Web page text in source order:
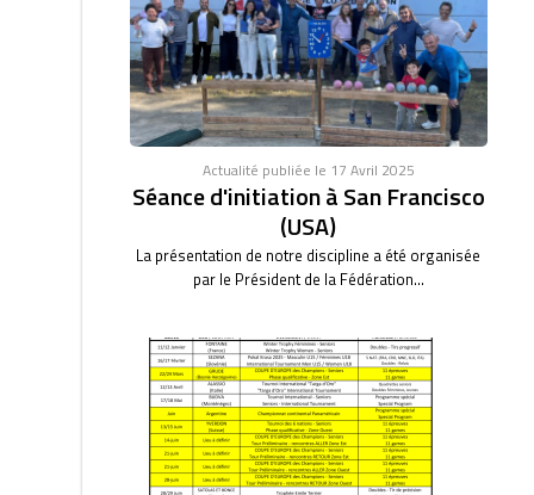
Actualité publiée le 17 Avril 2025
Séance d'initiation à San Francisco
(USA)
La présentation de notre discipline a été organisée
par le Président de la Fédération...